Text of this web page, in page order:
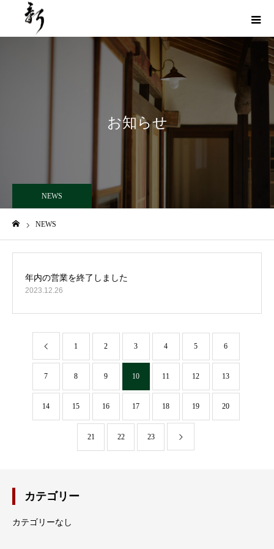
お知らせ
NEWS
NEWS
2023.12.26
1 2 3 4 5 6
7 8 9 10 11 12 13
14 15 16 17 18 19 20
21 22 23
カテゴリー
カテゴリーなし